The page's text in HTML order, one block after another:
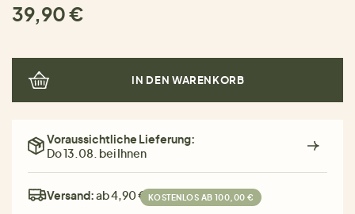
39,90 €
IN DEN WARENKORB
Voraussichtliche Lieferung:
Do 13.08. bei Ihnen
Versand:ab 4,90 € KOSTENLOS AB 100,00 €